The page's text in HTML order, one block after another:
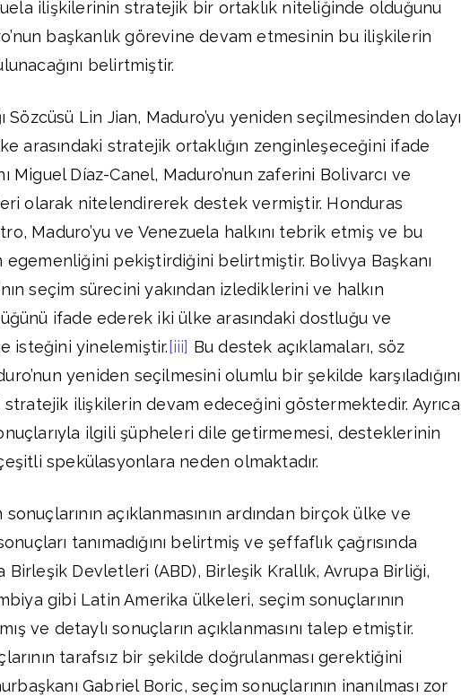
ilişkilerinin stratejik bir ortaklık niteliğinde olduğunu
başkanlık görevine devam etmesinin bu ilişkilerin
belirtmiştir.
Sözcüsü Lin Jian, Maduro’yu yeniden seçilmesinden dolayı
arasındaki stratejik ortaklığın zenginleşeceğini ifade
Miguel Díaz-Canel, Maduro’nun zaferini Bolivarcı ve
olarak nitelendirerek destek vermiştir. Honduras
Maduro’yu ve Venezuela halkını tebrik etmiş ve bu
egemenliğini pekiştirdiğini belirtmiştir. Bolivya Başkanı
seçim sürecini yakından izlediklerini ve halkın
ifade ederek iki ülke arasındaki dostluğu ve
isteğini yinelemiştir. [iii] Bu destek açıklamaları, söz
yeniden seçilmesini olumlu bir şekilde karşıladığını
stratejik ilişkilerin devam edeceğini göstermektedir. Ayrıca
ilgili şüpheleri dile getirmemesi, desteklerinin
spekülasyonlara neden olmaktadır.
açıklanmasının ardından birçok ülke ve
tanımadığını belirtmiş ve şeffaflık çağrısında
Birleşik Devletleri (ABD), Birleşik Krallık, Avrupa Birliği,
gibi Latin Amerika ülkeleri, seçim sonuçlarının
ve detaylı sonuçların açıklanmasını talep etmiştir.
tarafsız bir şekilde doğrulanması gerektiğini
Gabriel Boric, seçim sonuçlarının inanılması zor